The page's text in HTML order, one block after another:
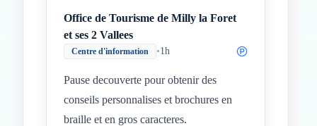
Office de Tourisme de Milly la Foret
et ses 2 Vallees
Centre d'information •1h
Pause decouverte pour obtenir des
conseils personnalises et brochures en
braille et en gros caracteres.